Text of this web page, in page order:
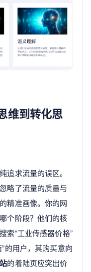
维到转化思
追求流量的误区。
略了流量的质量与
精准画像。你的网
个阶段？他们的核
索“工业传感器价格”
的用户，其购买意向
的着陆页应突出价